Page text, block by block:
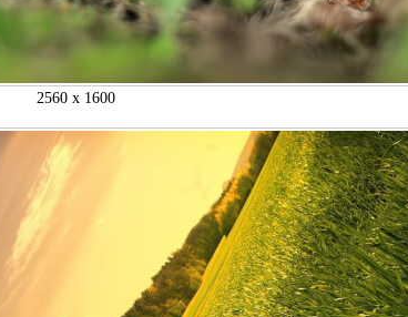
2560 x 1600